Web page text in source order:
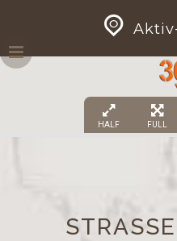
content
HALF FULL